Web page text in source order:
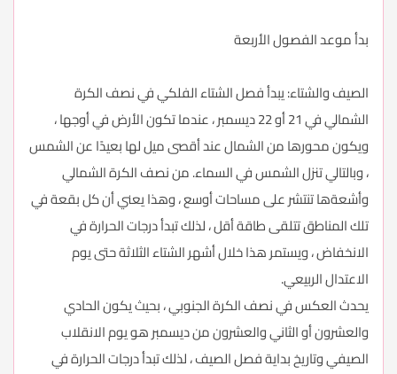
بدأ موعد الفصول الأربعة
الصيف والشتاء: يبدأ فصل الشتاء الفلكي في نصف الكرة
الشمالي في 21 أو 22 ديسمبر ، عندما تكون الأرض في أوجها ،
ويكون محورها من الشمال عند أقصى ميل لها بعيدًا عن الشمس
، وبالتالي تنزل الشمس في السماء. من نصف الكرة الشمالي
وأشعةها تنتشر على مساحات أوسع ، وهذا يعني أن كل بقعة في
تلك المناطق تتلقى طاقة أقل ، لذلك تبدأ درجات الحرارة في
الانخفاض ، ويستمر هذا خلال أشهر الشتاء الثلاثة حتى يوم
الاعتدال الربيعي.
يحدث العكس في نصف الكرة الجنوبي ، بحيث يكون الحادي
والعشرون أو الثاني والعشرون من ديسمبر هو يوم الانقلاب
الصيفي وتاريخ بداية فصل الصيف ، لذلك تبدأ درجات الحرارة في